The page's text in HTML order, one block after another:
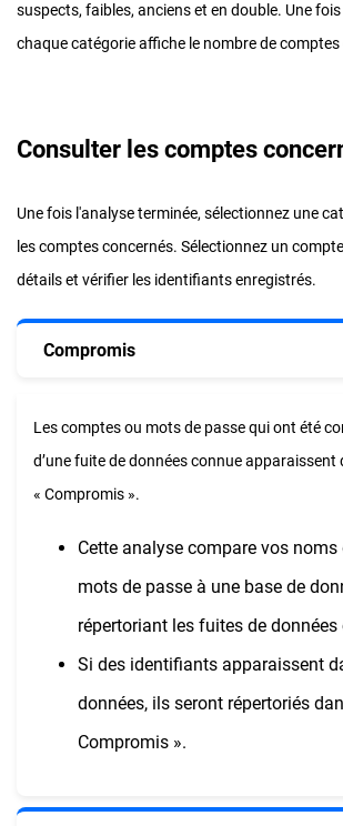
suspects, faibles, anciens et en double. Une
chaque catégorie affiche le nombre de comptes
Consulter les comptes
Une fois l'analyse terminée, sélectionnez une
les comptes concernés. Sélectionnez un
détails et vérifier les identifiants enregistrés.
Compromis
Les comptes ou mots de passe qui ont été
d’une fuite de données connue apparaissent
« Compromis ».
Cette analyse compare vos
mots de passe à une base de
répertoriant les fuites de données
Si des identifiants apparaissent
données, ils seront répertoriés
Compromis ».